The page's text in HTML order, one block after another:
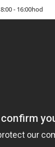
8:00 - 16:00hod